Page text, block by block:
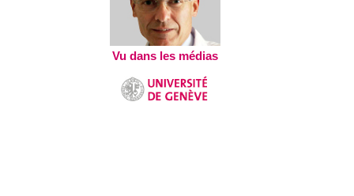
Vu dans les médias